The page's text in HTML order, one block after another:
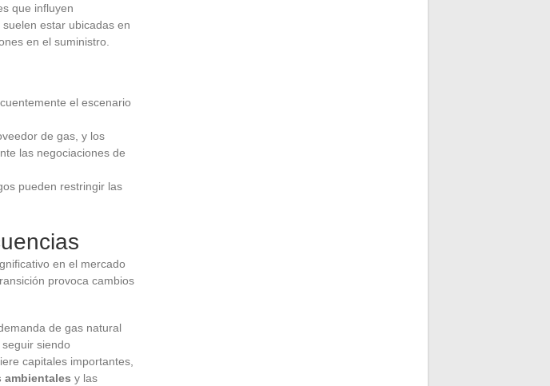
que influyen
estar ubicadas en
en el suministro.
el escenario
de gas, y los
las negociaciones de
pueden restringir las
en el mercado
provoca cambios
de gas natural
siendo
capitales importantes,
ambientales y las